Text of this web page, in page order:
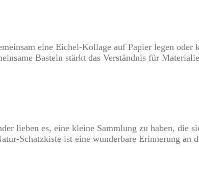
eine Eichel-Kollage auf Papier legen oder
Basteln stärkt das Verständnis für
lieben es, eine kleine Sammlung zu haben, die
Schatzkiste ist eine wunderbare Erinnerung an